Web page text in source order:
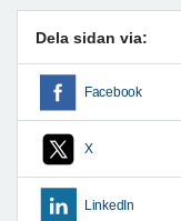
Dela sidan via:
Facebook
X
LinkedIn